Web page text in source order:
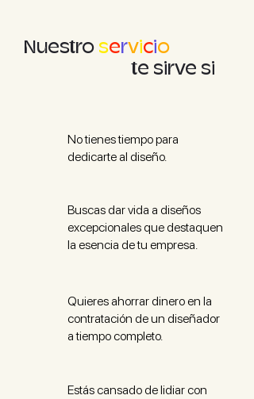
Nuestro servicio
te sirve si
No tienes tiempo para
dedicarte al diseño.
Buscas dar vida a diseños
excepcionales que destaquen
la esencia de tu empresa.
Quieres ahorrar dinero en la
contratación de un diseñador
a tiempo completo.
Estás cansado de lidiar con